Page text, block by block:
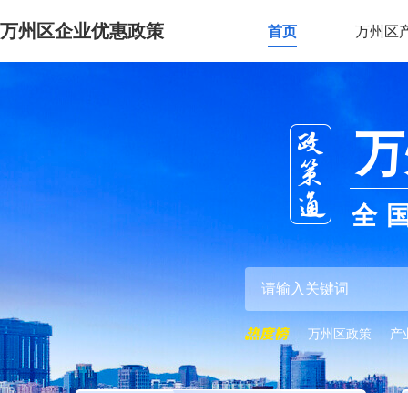
万州区企业优惠政策 首页 万州区
全
万州区政策 产